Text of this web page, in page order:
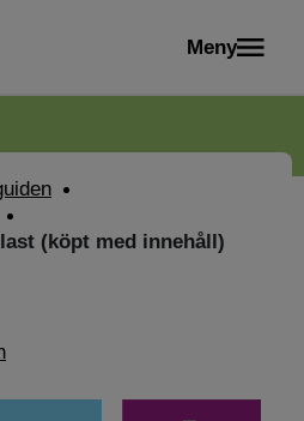
Meny
(köpt med innehåll)